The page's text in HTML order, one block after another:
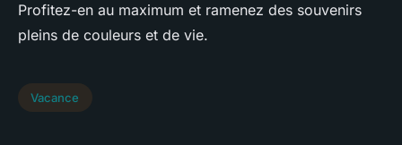
Profitez-en au maximum et ramenez des souvenirs
pleins de couleurs et de vie.
Vacance